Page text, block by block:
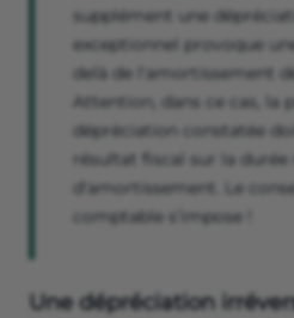
supplément une
exceptionnel provoque
delà de l'amortissement
Attention, dans ce cas, la
dépréciation constatée
résultat fiscal sur la
d'amortissement. Le
comptable s’impose !
Une dépréciation